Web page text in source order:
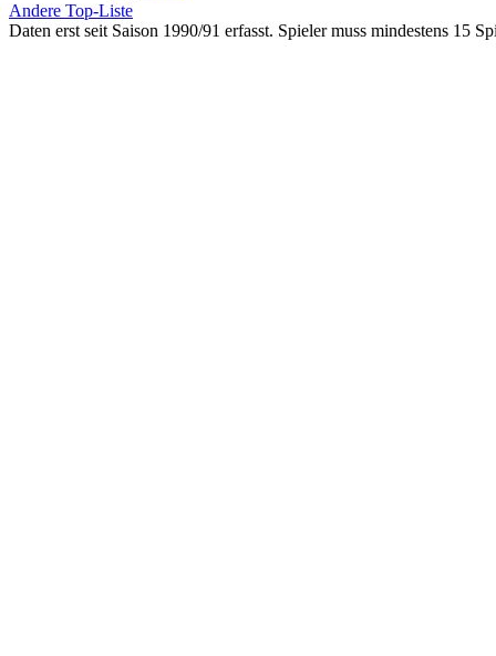
Andere Top-Liste
Daten erst seit Saison 1990/91 erfasst. Spieler muss mindestens 15